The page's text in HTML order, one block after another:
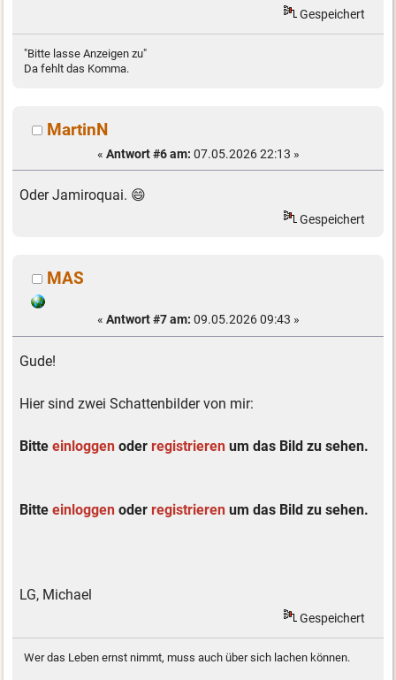
Gespeichert
"Bitte lasse Anzeigen zu"
Da fehlt das Komma.
MartinN
« Antwort #6 am: 07.05.2026 22:13 »
Oder Jamiroquai. 😄
Gespeichert
MAS
« Antwort #7 am: 09.05.2026 09:43 »
Gude!
Hier sind zwei Schattenbilder von mir:
Bitteeinloggen oderregistrieren um das Bild zu sehen.
Bitteeinloggen oderregistrieren um das Bild zu sehen.
LG, Michael
Gespeichert
Wer das Leben ernst nimmt, muss auch über sich lachen können.